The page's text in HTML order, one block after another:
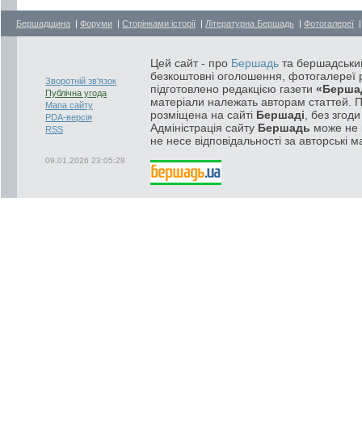
Бершадщина | Форуми | Сторінками історії | Літературна Бершадь | Фотогалереї
Зворотній зв'язок
Публічна угода
Мапа сайту
PDA-версія
RSS
09.01.2026 23:05:28
Цей сайт - про Бершадь та
безкоштовні оголошення, фотогалереї
підготовлено редакцією газети
матеріали належать авторам статтей.
розміщена на сайті Бершаді , без
Адміністрація сайту Бершадь може не
не несе відповідальності за авторські